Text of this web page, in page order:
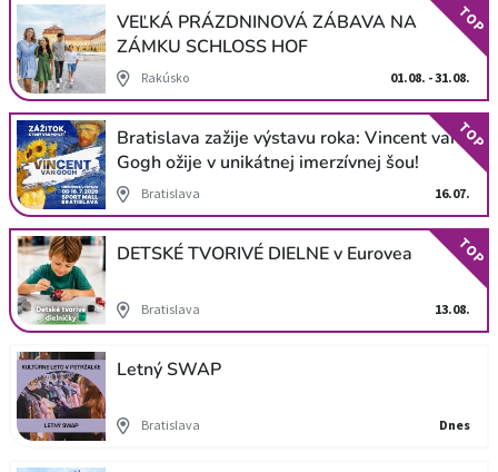
VEĽKÁ PRÁZDNINOVÁ ZÁBAVA NA
ZÁMKU SCHLOSS HOF
Rakúsko 01.08. - 31.08.
TOP
Bratislava zažije výstavu roka: Vincent van
Gogh ožije v unikátnej imerzívnej šou!
Bratislava 16.07.
TOP
DETSKÉ TVORIVÉ DIELNE v Eurovea
Bratislava 13.08.
TOP
Letný SWAP
Bratislava Dnes